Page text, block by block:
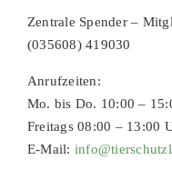
Zentrale Spender –
(035608) 419030
Anrufzeiten:
Mo. bis Do. 10:00 –
Freitags 08:00 – 13:00
E-Mail: